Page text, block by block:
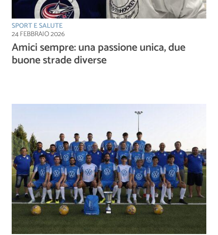
SPORT E SALUTE
24 FEBBRAIO 2026
Amici sempre: una passione unica, due
buone strade diverse